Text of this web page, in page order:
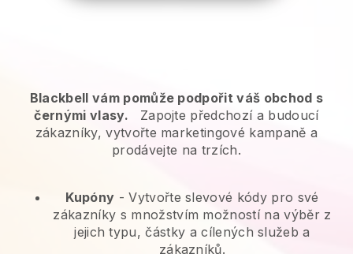
Blackbell vám pomůže podpořit váš obchod s
černými vlasy.
Zapojte předchozí a budoucí
zákazníky, vytvořte marketingové kampaně a
prodávejte na trzích.
Kupóny - Vytvořte slevové kódy pro své
zákazníky s množstvím možností na výběr z
jejich typu, částky a cílených služeb a
zákazníků.